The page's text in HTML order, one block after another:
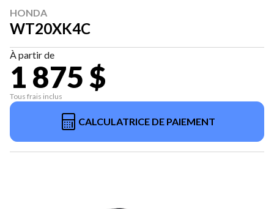
HONDA
WT20XK4C
À partir de
1 875 $
Tous frais inclus
CALCULATRICE DE PAIEMENT